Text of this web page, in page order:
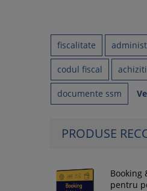
fiscalitate
codul fiscal
documente ssm
PRODUSE
Booking
pentru